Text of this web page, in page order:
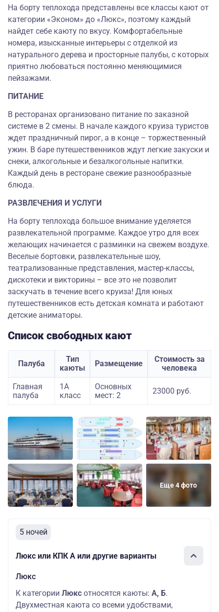
На борту теплохода представлены все классы кают от
категории «Эконом» до «Люкс», поэтому каждый
найдет себе каюту по вкусу. Комфортабельные
номера, изысканные интерьеры с отделкой из
натурального дерева и просторные палубы, с которых
приятно любоваться постоянно меняющимися
пейзажами.
ПИТАНИЕ
В ресторанах организовано питание по заказной
системе в 2 смены. В начале каждого круиза туристов
ждет праздничный пирог, а в конце – торжественный
ужин. В баре путешественников ждут легкие закуски и
снеки, алкогольные и безалкогольные напитки.
Каждый день в ресторане свежие разнообразные
блюда.
РАЗВЛЕЧЕНИЯ И УСЛУГИ
На борту теплохода большое внимание уделяется
развлекательной программе. Каждое утро для всех
желающих начинается с разминки на свежем воздухе.
Веселые бортовки, развлекательные шоу,
театрализованные представления, мастер-классы,
дискотеки и викторины – все это не позволит
заскучать в течение всего круиза! Для юных
путешественников есть детская комната и работают
детские аниматоры.
Список свободных кают
Палуба
Тип
каюты
Размещение
Стоимость за
человека
Главная
палуба
1А
класс
Основных
мест: 2
23000 руб.
Еще 4 фото
5 ночей
Люкс или КПК А или другие варианты
Люкс
К категории Люкс относятся каюты: А, Б.
Двухместная каюта со всеми удобствами,